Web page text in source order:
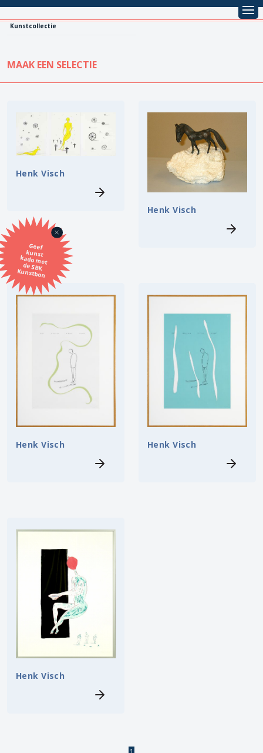
Kunstcollectie
Geef
kunst
kado met
de SBK
Kunstbon
MAAK EEN SELECTIE
KUNSTCOLLECTIE
Alle kunstwerken
Koopprijs
Vestiging
Onderwerp
Techniek
Kunstenaar
Formaat
Zoeken
Henk Visch
Henk Visch
Henk Visch Henk Visch
Henk Visch